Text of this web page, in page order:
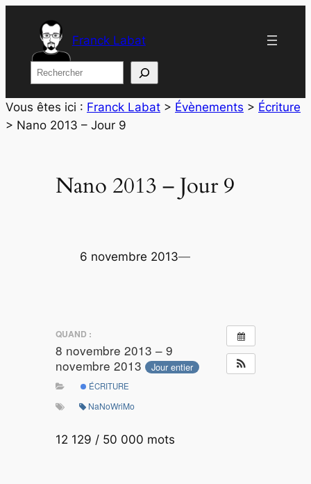
contenu
Franck Labat
Rechercher
Vous êtes ici : Franck Labat > Évènements > Écriture
> Nano 2013 – Jour 9
Nano 2013 – Jour 9
6 novembre 2013—
QUAND :
8 novembre 2013 – 9
novembre 2013
Jour entier
ÉCRITURE
NaNoWriMo
12 129 / 50 000 mots